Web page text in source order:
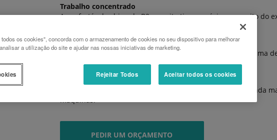
Trabalho concentrado
A confortável cabine do B2 permite tirar o máximo proveito do
Desempenho impressionante
Graças ao seu potente sistema hidráulico e a uma vasta gama
tarefas com facilidade.
Ampla gama de aplicações
Os diversos implementos frontais opcionais aumentam ainda
máquinas.
PEDIR UM ORÇAMENTO
os cookies", concorda com o armazenamento de cookies no seu dispositivo para melhorar
a utilização do site e ajudar nas nossas iniciativas de marketing.
Rejeitar Todos Aceitar todos os cookies